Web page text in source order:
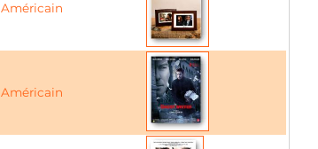
Américain
Américain